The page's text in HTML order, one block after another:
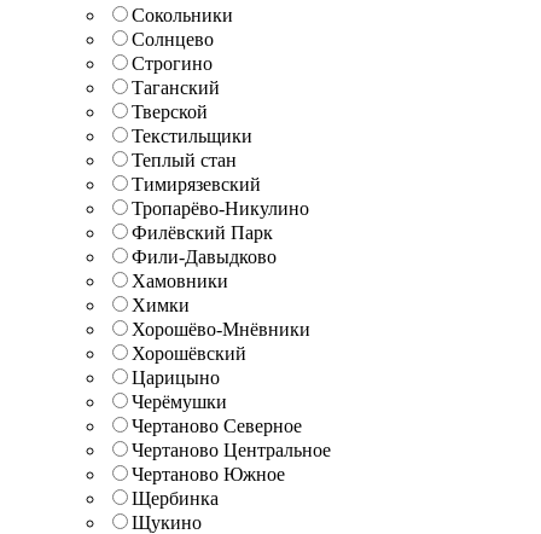
Сокольники
Солнцево
Строгино
Таганский
Тверской
Текстильщики
Теплый стан
Тимирязевский
Тропарёво-Никулино
Филёвский Парк
Фили-Давыдково
Хамовники
Химки
Хорошёво-Мнёвники
Хорошёвский
Царицыно
Черёмушки
Чертаново Северное
Чертаново Центральное
Чертаново Южное
Щербинка
Щукино